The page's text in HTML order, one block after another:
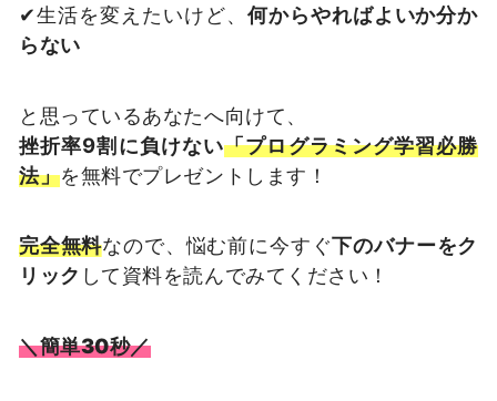
✔生活を変えたいけど、 何からやればよいか分か
らない
と思っているあなたへ向けて、
挫折率9割に負けない「プログラミング学習必勝
法」を無料でプレゼントします！
完全無料なので、悩む前に今すぐ下のバナーをク
リック して資料を読んでみてください！
＼簡単30秒／